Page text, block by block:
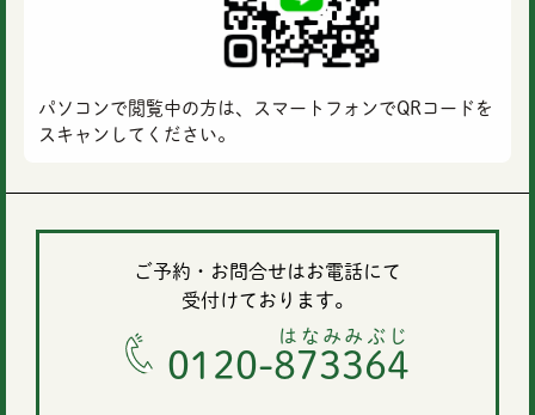
パソコンで閲覧中の方は、スマートフォンでQRコードを
スキャンしてください。
ご予約・お問合せはお電話にて
受付けております。
0120-873364
はなみみぶじ